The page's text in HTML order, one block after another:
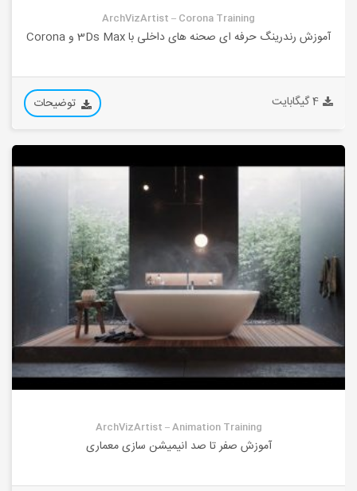
ArchVizArtist – Corona Training
آموزش رندرینگ حرفه ای صحنه های داخلی با 3Ds Max و Corona
4 گیگابایت توضیحات
ArchVizArtist – Animation Training
آموزش صفر تا صد انیمیشن سازی معماری